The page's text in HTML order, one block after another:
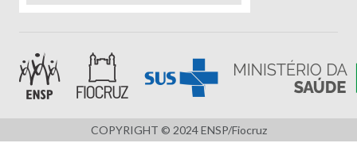
COPYRIGHT © 2024 ENSP/Fiocruz